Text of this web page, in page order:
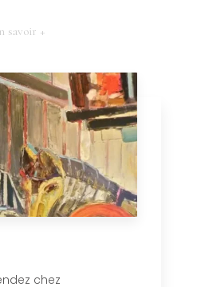
savoir +
chez